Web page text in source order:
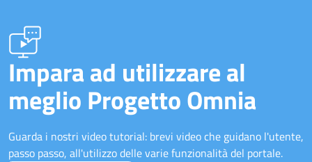
Impara ad utilizzare al
meglio Progetto Omnia
Guarda i nostri video tutorial: brevi video che guidano l'utente,
passo passo, all'utilizzo delle varie funzionalità del portale.